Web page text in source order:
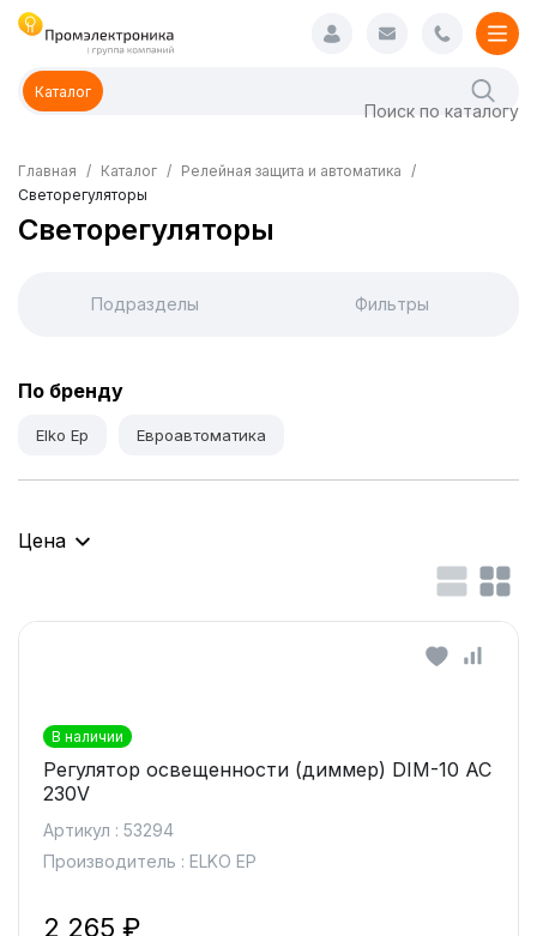
Каталог
Главная Каталог
Релейная защита и автоматика
Светорегуляторы
Светорегуляторы
Подразделы Фильтры
По бренду
Elko Ep Евроавтоматика
Цена
В наличии
Регулятор освещенности (диммер) DIM-10 AC
230V
Артикул : 53294
Производитель : ELKO EP
2 265 ₽